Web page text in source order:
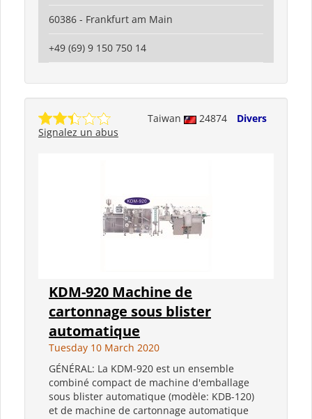
60386 - Frankfurt am Main
+49 (69) 9 150 750 14
Taiwan 24874
Divers
Signalez un abus
KDM-920 Machine de
cartonnage sous blister
automatique
Tuesday 10 March 2020
GÉNÉRAL: La KDM-920 est un ensemble
combiné compact de machine d'emballage
sous blister automatique (modèle: KDB-120)
et de machine de cartonnage automatique